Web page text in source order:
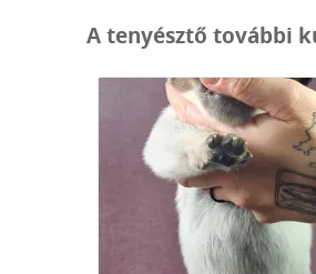
A tenyésztő további